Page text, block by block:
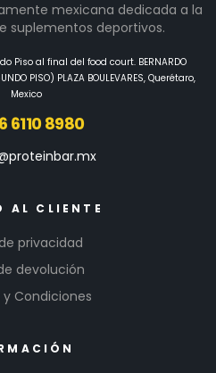
mexicana dedicada a la
suplementos deportivos.
Piso al final del food court. BERNARDO
PISO) PLAZA BOULEVARES, Querétaro,
Mexico
6110 8980
AL CLIENTE
privacidad
devolución
Condiciones